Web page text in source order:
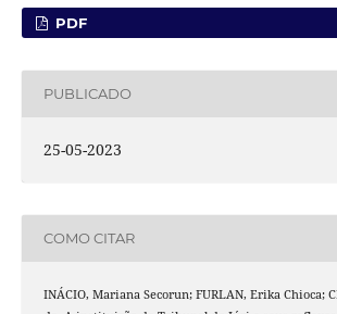
PDF
PUBLICADO
25-05-2023
COMO CITAR
INÁCIO, Mariana Secorun; FURLAN, Erika Chioca;